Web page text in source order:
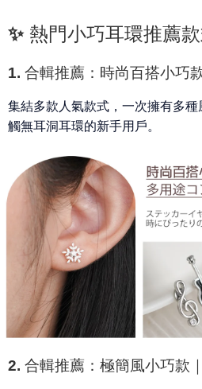
✨ 熱門小巧耳環推薦
1. 合輯推薦：時尚百搭小巧
集結多款人氣款式，一次擁有多
觸無耳洞耳環的新手用戶。
2. 合輯推薦：極簡風小巧款